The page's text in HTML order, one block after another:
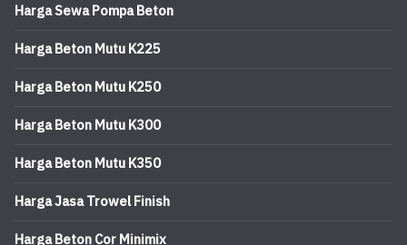
Harga Sewa Pompa Beton
Harga Beton Mutu K225
Harga Beton Mutu K250
Harga Beton Mutu K300
Harga Beton Mutu K350
Harga Jasa Trowel Finish
Harga Beton Cor Minimix